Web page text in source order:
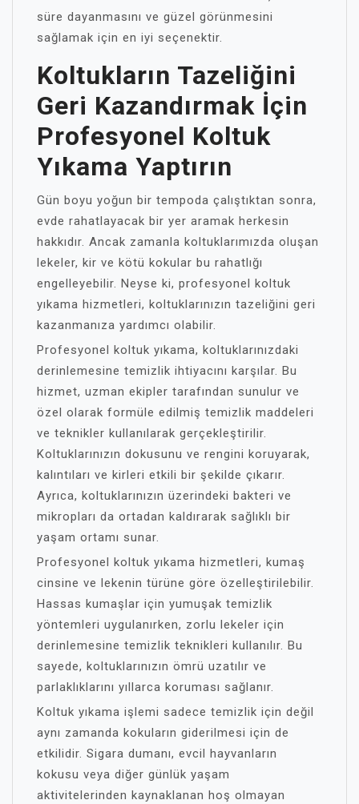
süre dayanmasını ve güzel görünmesini
sağlamak için en iyi seçenektir.
Koltukların Tazeliğini
Geri Kazandırmak İçin
Profesyonel Koltuk
Yıkama Yaptırın
Gün boyu yoğun bir tempoda çalıştıktan sonra,
evde rahatlayacak bir yer aramak herkesin
hakkıdır. Ancak zamanla koltuklarımızda oluşan
lekeler, kir ve kötü kokular bu rahatlığı
engelleyebilir. Neyse ki, profesyonel koltuk
yıkama hizmetleri, koltuklarınızın tazeliğini geri
kazanmanıza yardımcı olabilir.
Profesyonel koltuk yıkama, koltuklarınızdaki
derinlemesine temizlik ihtiyacını karşılar. Bu
hizmet, uzman ekipler tarafından sunulur ve
özel olarak formüle edilmiş temizlik maddeleri
ve teknikler kullanılarak gerçekleştirilir.
Koltuklarınızın dokusunu ve rengini koruyarak,
kalıntıları ve kirleri etkili bir şekilde çıkarır.
Ayrıca, koltuklarınızın üzerindeki bakteri ve
mikropları da ortadan kaldırarak sağlıklı bir
yaşam ortamı sunar.
Profesyonel koltuk yıkama hizmetleri, kumaş
cinsine ve lekenin türüne göre özelleştirilebilir.
Hassas kumaşlar için yumuşak temizlik
yöntemleri uygulanırken, zorlu lekeler için
derinlemesine temizlik teknikleri kullanılır. Bu
sayede, koltuklarınızın ömrü uzatılır ve
parlaklıklarını yıllarca koruması sağlanır.
Koltuk yıkama işlemi sadece temizlik için değil
aynı zamanda kokuların giderilmesi için de
etkilidir. Sigara dumanı, evcil hayvanların
kokusu veya diğer günlük yaşam
aktivitelerinden kaynaklanan hoş olmayan